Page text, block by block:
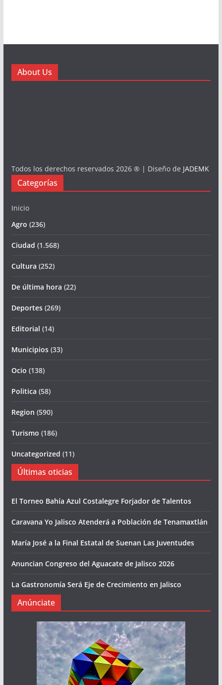
About Us
Todos los derechos reservados 2026 ® | Diseño de JADEMK
Categorías
Inicio
Agro (236)
Ciudad (1.568)
Cultura (252)
De última hora (22)
Deportes(269)
Editorial (14)
Municipios(33)
Ocio (138)
Politica (58)
Region (590)
Turismo (186)
Uncategorized (11)
Últimas oticias
El Torneo Bahía Azul Costalegre Forjador de Talentos
Caravana Yo Jalisco Atenderá a Población de Tenamaxtlán
María José a la Final Estatal de Suenan Las Juventudes
Anuncian Congreso del Aguacate de Jalisco 2026
La Gastronomía Será Eje de Crecimiento en Jalisco
Anúnciate